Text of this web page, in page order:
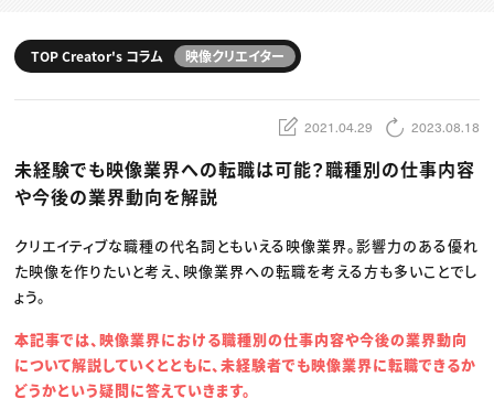
スキルアップしたい！
デザイン
編集・ライティング
マーケティング
ディレクション
業界解説・キャリア事情
TOP Creator’s コラム
Webクリエイター
アプリクリエイター
ゲームクリエイター
映像クリエイター
クリエイターインタビュー
C＆R Magazine
セミナー
ニュース・トレンド トップ
Web
映像
ゲーム・エンタメ
出版
CREATIVE VILLAGEからのお知らせ
TOP Creator's コラム 映像クリエイター
2021.04.29 2023.08.18
未経験でも映像業界への転職は可能？職種別の仕事内容
や今後の業界動向を解説
クリエイティブな職種の代名詞ともいえる映像業界。影響力のある優れ
た映像を作りたいと考え、映像業界への転職を考える方も多いことでし
ょう。
本記事では、映像業界における職種別の仕事内容や今後の業界動向
について解説していくとともに、未経験者でも映像業界に転職できるか
どうかという疑問に答えていきます。